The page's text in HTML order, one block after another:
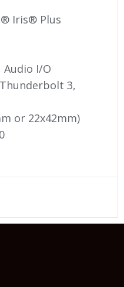
Iris® Plus
Audio I/O
Thunderbolt 3,
or 22x42mm)